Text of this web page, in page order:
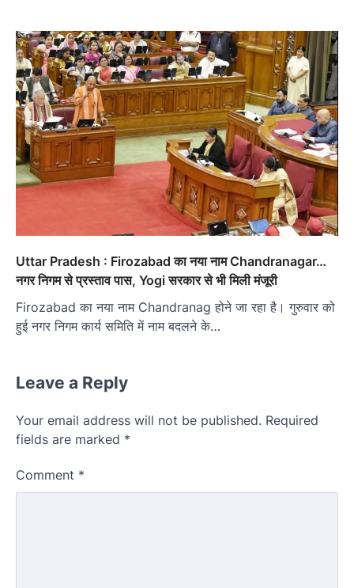
Uttar Pradesh : Firozabad का नया नाम Chandranagar…
नगर निगम से प्रस्ताव पास, Yogi सरकार से भी मिली मंजूरी
Firozabad का नया नाम Chandranag होने जा रहा है। गुरुवार को
हुई नगर निगम कार्य समिति में नाम बदलने के…
Leave a Reply
Your email address will not be published. Required
fields are marked *
Comment *